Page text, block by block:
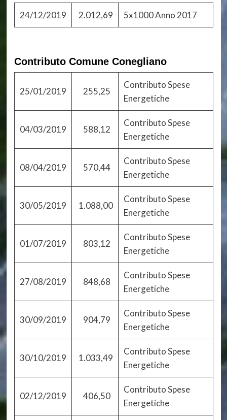
24/12/2019 2.012,69 5x1000 Anno 2017
Contributo Comune Conegliano
25/01/2019 255,25
Contributo Spese
Energetiche
04/03/2019 588,12
Contributo Spese
Energetiche
08/04/2019 570,44
Contributo Spese
Energetiche
30/05/2019 1.088,00
Contributo Spese
Energetiche
01/07/2019 803,12
Contributo Spese
Energetiche
27/08/2019 848,68
Contributo Spese
Energetiche
30/09/2019 904,79
Contributo Spese
Energetiche
30/10/2019 1.033,49
Contributo Spese
Energetiche
02/12/2019 406,50
Contributo Spese
Energetiche